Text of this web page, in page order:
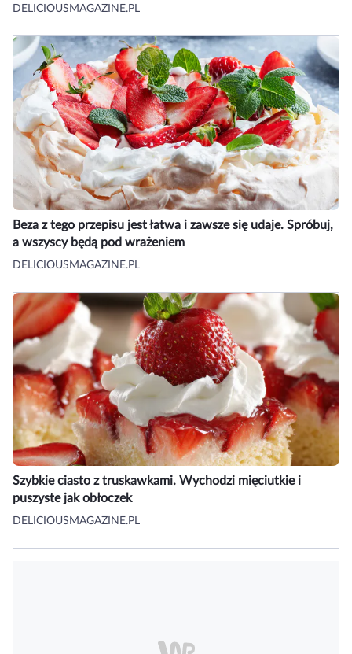
DELICIOUSMAGAZINE.PL
Beza z tego przepisu jest łatwa i zawsze się udaje. Spróbuj,
a wszyscy będą pod wrażeniem
DELICIOUSMAGAZINE.PL
Szybkie ciasto z truskawkami. Wychodzi mięciutkie i
puszyste jak obłoczek
DELICIOUSMAGAZINE.PL